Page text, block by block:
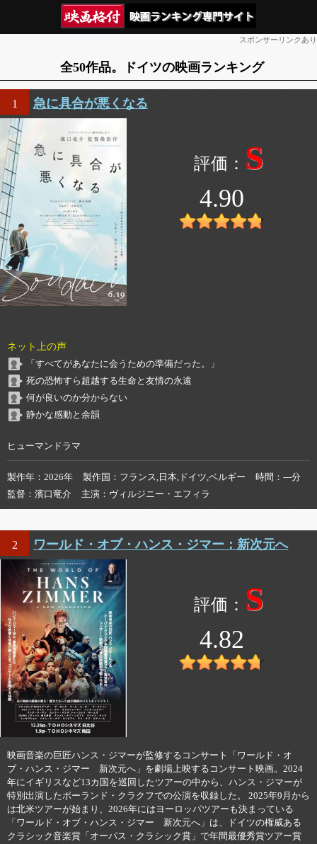
スポンサーリンクあり
全50作品。ドイツの映画ランキング
1 急に具合が悪くなる
S
4.90
ネット上の声
「すべてがあなたに会うための準備だった。」
死の恐怖すら超越する生命と友情の永遠
何が良いのか分からない
静かな感動と余韻
ヒューマンドラマ
製作年 2026年 製作国 フランス,日本,ドイツ,ベルギー 時間
---分
監督
濱口竜介 主演 ヴィルジニー・エフィラ
2 ワールド・オブ・ハンス・ジマー：新次元へ
S
4.82
映画音楽の巨匠ハンス・ジマーが監修するコンサート「ワールド・オ
ブ・ハンス・ジマー 新次元へ」を劇場上映するコンサート映画。2024
年にイギリスなど13カ国を巡回したツアーの中から、ハンス・ジマーが
特別出演したポーランド・クラクフでの公演を収録した。 2025年9月から
は北米ツアーが始まり、2026年にはヨーロッパツアーも決まっている
「ワールド・オブ・ハンス・ジマー 新次元へ」は、ドイツの権威ある
クラシック音楽賞「オーパス・クラシック賞」で年間最優秀賞ツアー賞